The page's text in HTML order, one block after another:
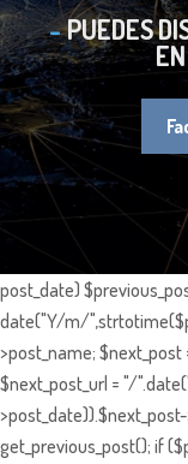
PUEDES
post_date)
date("Y/m/
>post_name;
$next_post_url = "/
get_previous_post(); if